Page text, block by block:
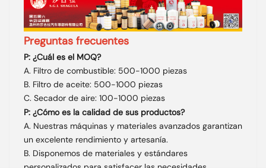
Preguntas frecuentes
P: ¿Cuál es el MOQ?
A. Filtro de combustible: 500-1000 piezas
B. Filtro de aceite: 500-1000 piezas
C. Secador de aire: 100-1000 piezas
P: ¿Cómo es la calidad de sus productos?
A. Nuestras máquinas y materiales avanzados garantizan
un excelente rendimiento y artesanía.
B. Disponemos de materiales y estándares